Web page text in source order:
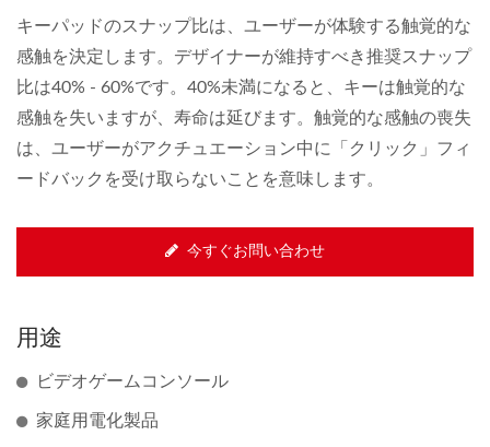
キーパッドのスナップ比は、ユーザーが体験する触覚的な
感触を決定します。デザイナーが維持すべき推奨スナップ
比は40% - 60%です。40%未満になると、キーは触覚的な
感触を失いますが、寿命は延びます。触覚的な感触の喪失
は、ユーザーがアクチュエーション中に「クリック」フィ
ードバックを受け取らないことを意味します。
今すぐお問い合わせ
用途
ビデオゲームコンソール
家庭用電化製品